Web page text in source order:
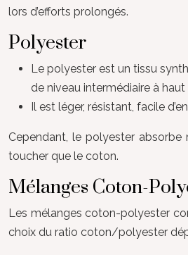
lors d’efforts prolongés.
Polyester
Le polyester est un tissu
de niveau intermédiaire à
Il est léger, résistant, facile
Cependant, le polyester
toucher que le coton.
Mélanges Coton-
Les mélanges coton-polyester
choix du ratio coton/polyester